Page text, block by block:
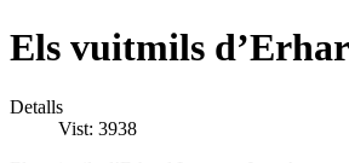
Els vuitmils
Detalls
Vist: 3938